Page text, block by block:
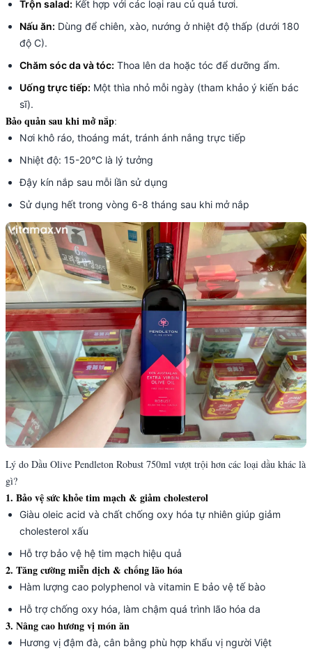
Trộn salad: Kết hợp với các loại rau củ quả tươi.
Nấu ăn: Dùng để chiên, xào, nướng ở nhiệt độ thấp (dưới 180
độ C).
Chăm sóc da và tóc: Thoa lên da hoặc tóc để dưỡng ẩm.
Uống trực tiếp: Một thìa nhỏ mỗi ngày (tham khảo ý kiến bác
sĩ).
Bảo quản sau khi mở nắp:
Nơi khô ráo, thoáng mát, tránh ánh nắng trực tiếp
Nhiệt độ: 15-20°C là lý tưởng
Đậy kín nắp sau mỗi lần sử dụng
Sử dụng hết trong vòng 6-8 tháng sau khi mở nắp
Lý do Dầu Olive Pendleton Robust 750ml vượt trội hơn các loại dầu khác là
gì?
1. Bảo vệ sức khỏe tim mạch & giảm cholesterol
Giàu oleic acid và chất chống oxy hóa tự nhiên giúp giảm
cholesterol xấu
Hỗ trợ bảo vệ hệ tim mạch hiệu quả
2. Tăng cường miễn dịch & chống lão hóa
Hàm lượng cao polyphenol và vitamin E bảo vệ tế bào
Hỗ trợ chống oxy hóa, làm chậm quá trình lão hóa da
3. Nâng cao hương vị món ăn
Hương vị đậm đà, cân bằng phù hợp khẩu vị người Việt